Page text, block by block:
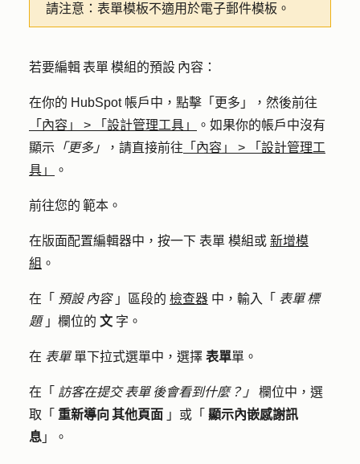
請注意 ：表單模板不適用於電子郵件模板。
若要編輯 表單 模組的預設 內容：
在你的 HubSpot 帳戶中，點擊 「更多」
，然後前往
「內容」
> 「設計管理工具」
。如果你的帳戶中沒有
顯示 「更多」 ，請直接前往 「內容」 >
「設計管理工
具」
。
前往您的 範本。
在版面配置編輯器中，按一下 表單 模組或 新增模
組 。
在「 預設 內容 」區段的 檢查器 中 ，輸入「 表單 標
題」欄位的 文 字。
在 表單單下拉式選單中，選擇 表單單。
在「 訪客在提交 表單 後會看到什麼？」
欄位中，選
取「 重新導向 其他頁面 」或「 顯示內嵌感謝訊
息 」。